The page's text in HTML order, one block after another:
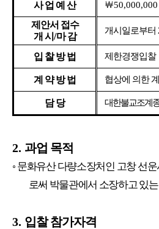
사 업 예 산 ￦
제안서 접수
개 시 /마 감
개시일로부터
입 찰 방 법 제한경쟁입찰
계 약 방 법 협상에 의한
담 당 대한불교조계
2. 과업 목적
◦ 문화유산 다량소장처인 고창 선
로써 박물관에서 소장하고 있
3. 입찰 참가자격